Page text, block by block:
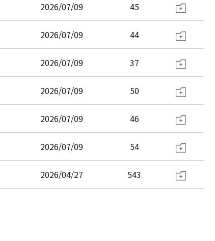
2026/07/09 45
2026/07/09 44
2026/07/09 37
2026/07/09 50
2026/07/09 46
2026/07/09 54
2026/04/27 543